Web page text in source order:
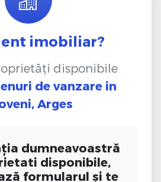
imobiliar?
disponibile
de vanzare in
Arges
dumneavoastră
disponibile,
formularul și te